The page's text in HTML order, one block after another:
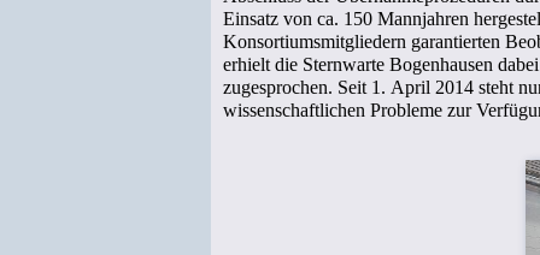
Einsatz von ca. 150 Mannjahren
Konsortiumsmitgliedern garantierten
erhielt die Sternwarte Bogenhausen
zugesprochen. Seit 1. April 2014 steht
wissenschaftlichen Probleme zur